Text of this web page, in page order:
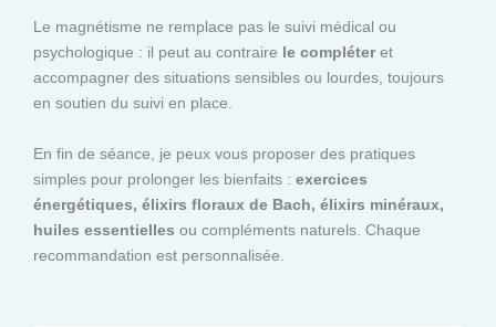
Le magnétisme ne remplace pas le suivi médical ou
psychologique : il peut au contraire le compléteret
accompagner des situations sensibles ou lourdes, toujours
en soutien du suivi en place.
En fin de séance, je peux vous proposer des pratiques
simples pour prolonger les bienfaits : exercices
énergétiques, élixirs floraux de Bach, élixirs minéraux,
huiles essentielles ou compléments naturels. Chaque
recommandation est personnalisée.